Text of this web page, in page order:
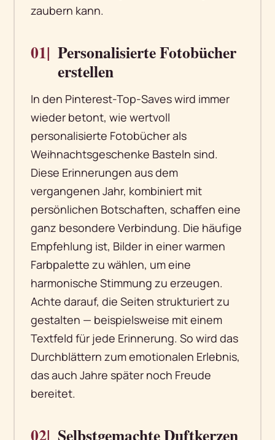
zaubern kann.
01| Personalisierte Fotobücher
erstellen
In den Pinterest-Top-Saves wird immer
wieder betont, wie wertvoll
personalisierte Fotobücher als
Weihnachtsgeschenke Basteln sind.
Diese Erinnerungen aus dem
vergangenen Jahr, kombiniert mit
persönlichen Botschaften, schaffen eine
ganz besondere Verbindung. Die häufige
Empfehlung ist, Bilder in einer warmen
Farbpalette zu wählen, um eine
harmonische Stimmung zu erzeugen.
Achte darauf, die Seiten strukturiert zu
gestalten — beispielsweise mit einem
Textfeld für jede Erinnerung. So wird das
Durchblättern zum emotionalen Erlebnis,
das auch Jahre später noch Freude
bereitet.
02| Selbstgemachte Duftkerzen